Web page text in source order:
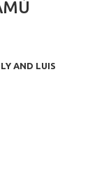
AND LUIS